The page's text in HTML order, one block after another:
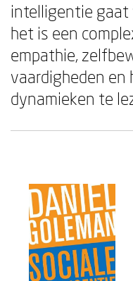
intelligentie gaat
het is een
empathie,
vaardigheden en
dynamieken te